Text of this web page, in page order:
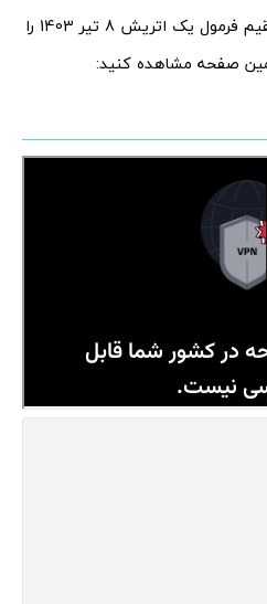
در ادامه می‌توانید پخش مستقیم فرمول یک اتریش 8 تیر 1403 را
صفحه مشاهده کنید: